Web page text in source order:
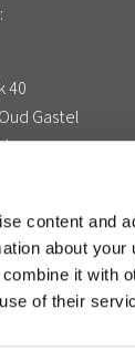
content and
about
it with
of their
40
Gastel
route